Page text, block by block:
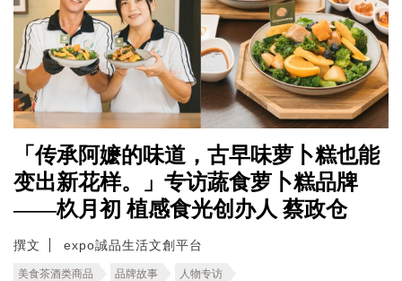
「传承阿嬷的味道，古早味萝卜糕也能
变出新花样。」专访蔬食萝卜糕品牌
——杦月初 植感食光创办人 蔡政仓
撰文 expo誠品生活文創平台
美食茶酒类商品 品牌故事 人物专访